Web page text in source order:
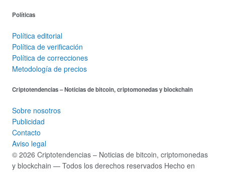
Políticas
Política editorial
Política de verificación
Política de correcciones
Metodología de precios
Criptotendencias – Noticias de bitcoin, criptomonedas y blockchain
Sobre nosotros
Publicidad
Contacto
Aviso legal
© 2026 Criptotendencias – Noticias de bitcoin, criptomonedas
y blockchain — Todos los derechos reservados Hecho en